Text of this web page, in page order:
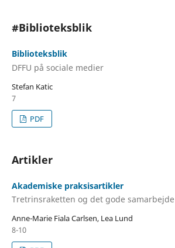
#Biblioteksblik
Biblioteksblik
DFFU på sociale medier
Stefan Katic
7
PDF
Artikler
Akademiske praksisartikler
Tretrinsraketten og det gode samarbejde
Anne-Marie Fiala Carlsen, Lea Lund
8-10